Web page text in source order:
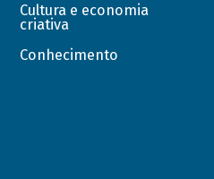
Cultura e economia
criativa
Conhecimento